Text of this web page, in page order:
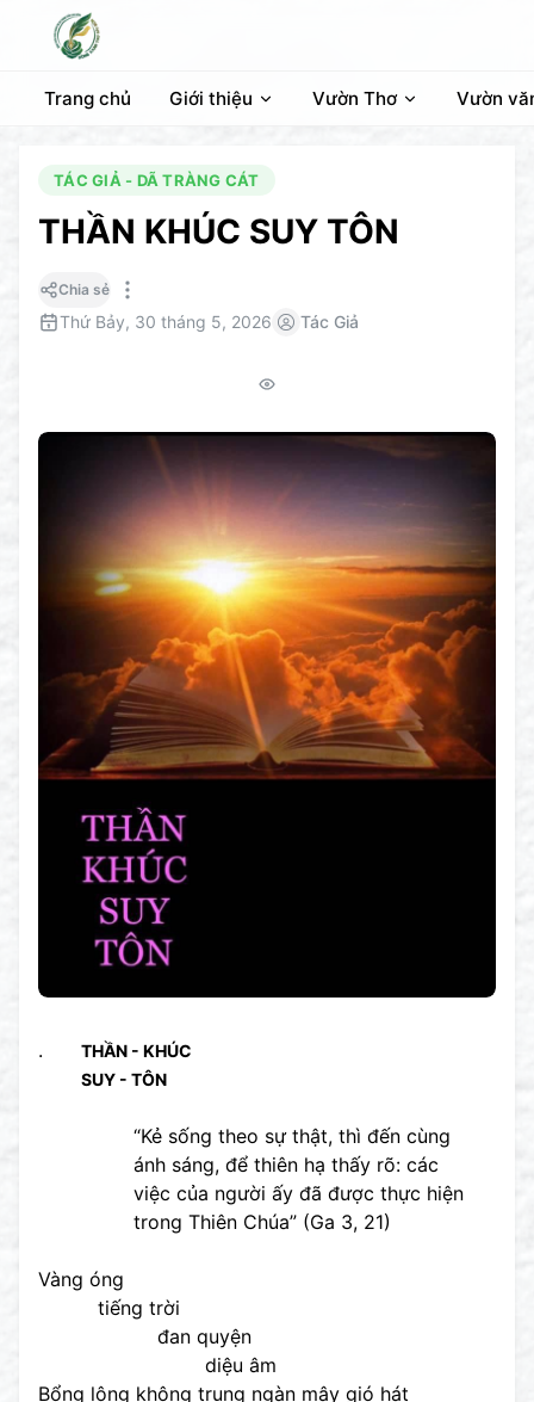
Trang chủ Giới thiệu Vườn Thơ Vườn
TÁC GIẢ - DÃ TRÀNG CÁT
THẦN KHÚC SUY TÔN
Chia sẻ
Thứ Bảy, 30 tháng 5, 2026 Tác Giả
.
THẦN - KHÚC
SUY - TÔN
“Kẻ sống theo sự thật, thì đến cùng
ánh sáng, để thiên hạ thấy rõ: các
việc của người ấy đã được thực hiện
trong Thiên Chúa” (Ga 3, 21)
Vàng óng
tiếng trời
đan quyện
diệu âm
Bổng lộng không trung ngàn mây gió hát